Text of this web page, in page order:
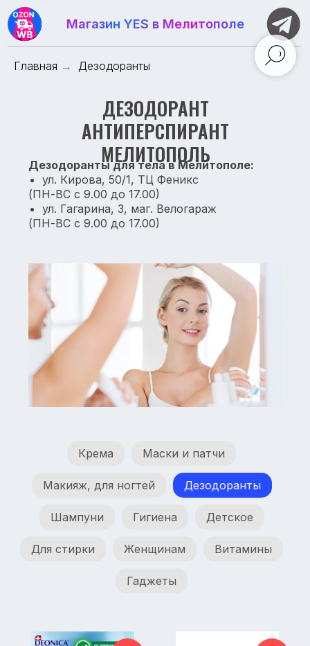
Магазин YES в Мелитополе
Telegram - Магазин
Главная → Дезодоранты
ДЕЗОДОРАНТ
АНТИПЕРСПИРАНТ
МЕЛИТОПОЛЬ
Дезодоранты для тела в Мелитополе:
ул. Кирова, 50/1, ТЦ Феникс
(ПН-ВС с 9.00 до 17.00)
ул. Гагарина, 3, маг. Велогараж
(ПН-ВС с 9.00 до 17.00)
Крема Маски и патчи
Макияж, для ногтей Дезодоранты
Шампуни Гигиена Детское
Для стирки Женщинам Витамины
Гаджеты